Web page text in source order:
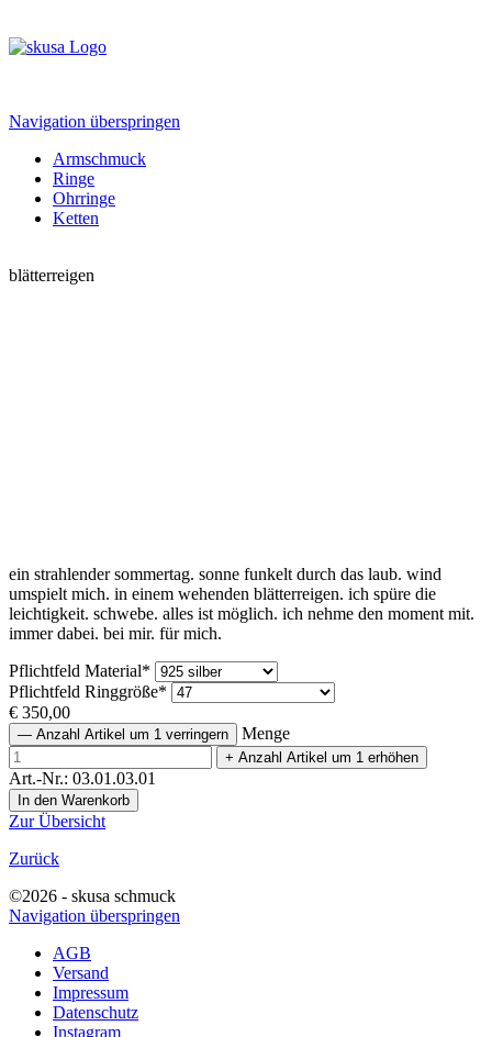
Navigation überspringen
Armschmuck
Ringe
Ohrringe
Ketten
blätterreigen
ein strahlender sommertag. sonne funkelt durch das laub. wind
umspielt mich. in einem wehenden blätterreigen. ich spüre die
leichtigkeit. schwebe. alles ist möglich. ich nehme den moment mit.
immer dabei. bei mir. für mich.
Pflichtfeld Material*
Pflichtfeld Ringgröße*
€ 350,00
— Anzahl Artikel um 1 verringern Menge
+ Anzahl Artikel um 1 erhöhen
Art.-Nr.: 03.01.03.01
Zur Übersicht
Zurück
©2026 - skusa schmuck
Navigation überspringen
AGB
Versand
Impressum
Datenschutz
Instagram